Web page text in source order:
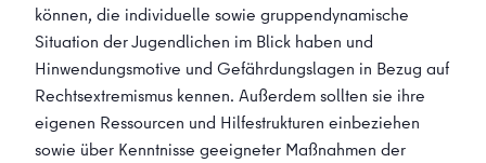
können, die individuelle sowie gruppendynamische
Situation der Jugendlichen im Blick haben und
Hinwendungsmotive und Gefährdungslagen in Bezug auf
Rechtsextremismus kennen. Außerdem sollten sie ihre
eigenen Ressourcen und Hilfestrukturen einbeziehen
sowie über Kenntnisse geeigneter Maßnahmen der